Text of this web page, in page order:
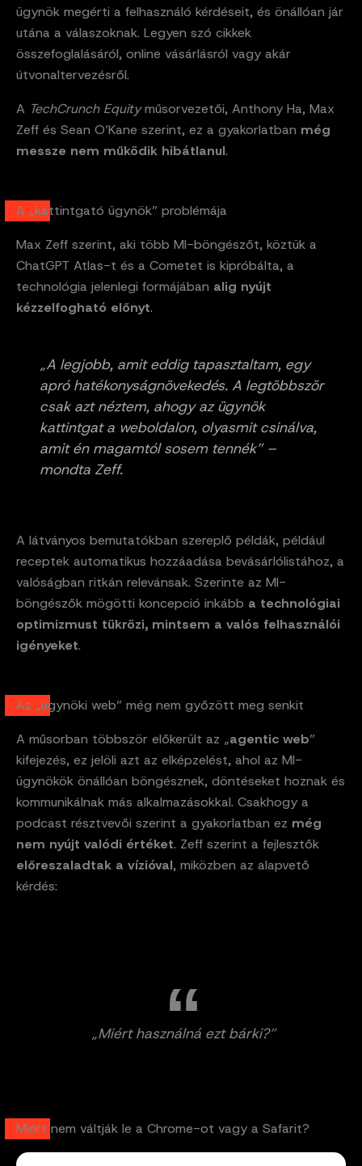
ügynök megérti a felhasználó kérdéseit, és önállóan jár
utána a válaszoknak. Legyen szó cikkek
összefoglalásáról, online vásárlásról vagy akár
útvonaltervezésről.
A TechCrunch Equityműsorvezetői, Anthony Ha, Max
Zeff és Sean O’Kane szerint, ez a gyakorlatban még
messze nem működik hibátlanul.
A „kattintgató ügynök” problémája
Max Zeff szerint, aki több MI-böngészőt, köztük a
ChatGPT Atlas-t és a Cometet is kipróbálta, a
technológia jelenlegi formájában alig nyújt
kézzelfogható előnyt.
„A legjobb, amit eddig tapasztaltam, egy
apró hatékonyságnövekedés. A legtöbbször
csak azt néztem, ahogy az ügynök
kattintgat a weboldalon, olyasmit csinálva,
amit én magamtól sosem tennék” –
mondta Zeff.
A látványos bemutatókban szereplő példák, például
receptek automatikus hozzáadása bevásárlólistához, a
valóságban ritkán relevánsak. Szerinte az MI-
böngészők mögötti koncepció inkább a technológiai
optimizmust tükrözi, mintsem a valós felhasználói
igényeket.
Az „ügynöki web” még nem győzött meg senkit
A műsorban többször előkerült az „agentic web”
kifejezés, ez jelöli azt az elképzelést, ahol az MI-
ügynökök önállóan böngésznek, döntéseket hoznak és
kommunikálnak más alkalmazásokkal. Csakhogy a
podcast résztvevői szerint a gyakorlatban ez még
nem nyújt valódi értéket. Zeff szerint a fejlesztők
előreszaladtak a vízióval, miközben az alapvető
kérdés:
„Miért használná ezt bárki?”
Miért nem váltják le a Chrome-ot vagy a Safarit?